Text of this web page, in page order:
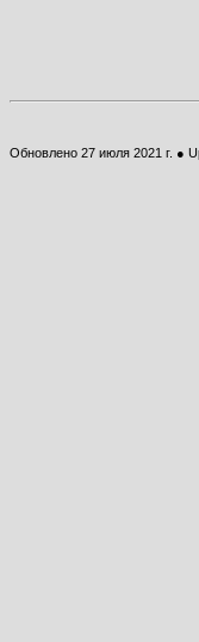
Обновлено 27 июля 2021 г. ●